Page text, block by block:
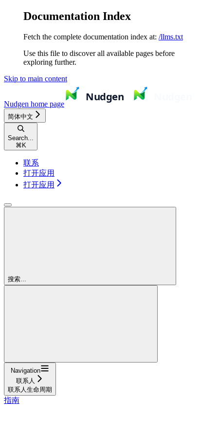
Documentation Index
Fetch the complete documentation index at: /llms.txt
Use this file to discover all available pages before
exploring further.
Skip to main content
Nudgen home page
简体中文
Search...
⌘ K
联系
打开应用
打开应用
搜索...
Navigation
联系人
联系人生命周期
指南